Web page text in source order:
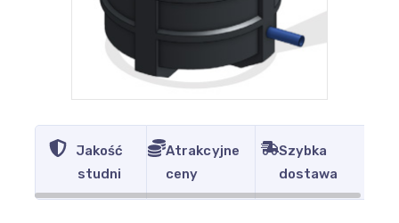
Jakość
studni
Atrakcyjne
ceny
Szybka
dostawa